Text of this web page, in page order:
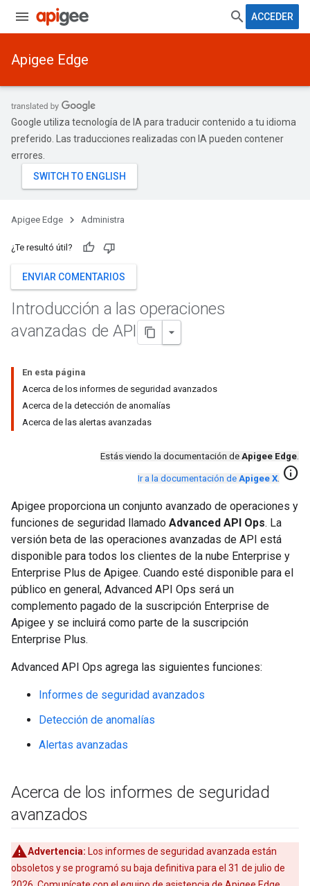
ACCEDER
Apigee Edge
Google utiliza tecnología de IA para traducir contenido a tu idioma
preferido. Las traducciones realizadas con IA pueden contener
errores.
Apigee Edge Administra
¿Te resultó útil?
ENVIAR COMENTARIOS
Introducción a las operaciones
avanzadas de API
En esta página
Acerca de los informes de seguridad avanzados
Acerca de la detección de anomalías
Acerca de las alertas avanzadas
Estás viendo la documentación de Apigee Edge.
Ir a la documentación de Apigee X. info
Apigee proporciona un conjunto avanzado de operaciones y
funciones de seguridad llamado Advanced API Ops. La
versión beta de las operaciones avanzadas de API está
disponible para todos los clientes de la nube Enterprise y
Enterprise Plus de Apigee. Cuando esté disponible para el
público en general, Advanced API Ops será un
complemento pagado de la suscripción Enterprise de
Apigee y se incluirá como parte de la suscripción
Enterprise Plus.
Advanced API Ops agrega las siguientes funciones:
Informes de seguridad avanzados
Detección de anomalías
Alertas avanzadas
Acerca de los informes de seguridad
avanzados
Advertencia: Los informes de seguridad avanzada están
obsoletos y se programó su baja definitiva para el 31 de julio de